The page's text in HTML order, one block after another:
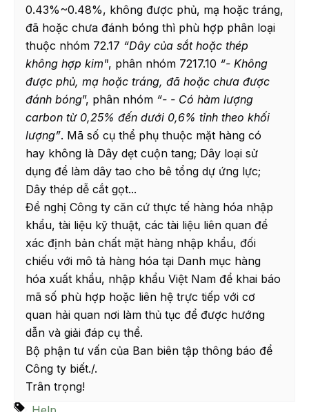
0.43%~0.48%, không được phủ, mạ hoặc tráng,
đã hoặc chưa đánh bóng thì phù hợp phân loại
thuộc nhóm 72.17 “Dây của sắt hoặc thép
không hợp kim", phân nhóm 7217.10 “- Không
được phủ, mạ hoặc tráng, đã hoặc chưa được
đánh bóng”, phân nhóm “- - Có hàm lượng
carbon từ 0,25% đến dưới 0,6% tỉnh theo khối
lượng”. Mã số cụ thể phụ thuộc mặt hàng có
hay không là Dây dẹt cuộn tang; Dây loại sử
dụng để làm dây tao cho bê tổng dự ứng lực;
Dây thép dễ cắt gọt...
Đề nghị Công ty căn cứ thực tế hàng hóa nhập
khẩu, tài liệu kỹ thuật, các tài liệu liên quan để
xác định bản chất mặt hàng nhập khẩu, đối
chiếu với mô tả hàng hóa tại Danh mục hàng
hóa xuất khẩu, nhập khẩu Việt Nam để khai báo
mã số phù hợp hoặc liên hệ trực tiếp với cơ
quan hải quan nơi làm thủ tục để được hướng
dẫn và giải đáp cụ thể.
Bộ phận tư vấn của Ban biên tập thông báo để
Công ty biết./.
Trân trọng!